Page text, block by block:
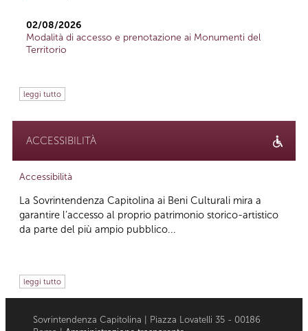
02/08/2026
Modalità di accesso e prenotazione ai Monumenti del
Territorio
leggi tutto
ACCESSIBILITÀ
Accessibilità
La Sovrintendenza Capitolina ai Beni Culturali mira a
garantire l’accesso al proprio patrimonio storico-artistico
da parte del più ampio pubblico...
leggi tutto
Sovrintendenza Capitolina | Piazza Lovatelli 35 - 00186